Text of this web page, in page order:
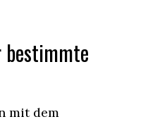
bestimmte
mit dem